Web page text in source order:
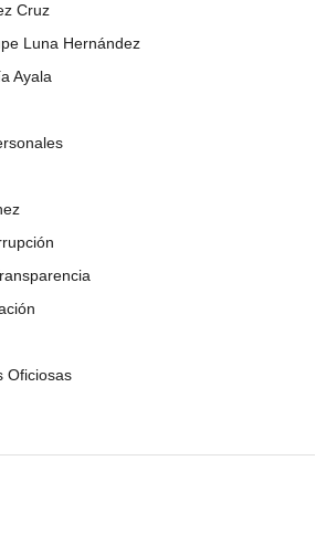
Cruz
Luna Hernández
Ayala
Oficiosas